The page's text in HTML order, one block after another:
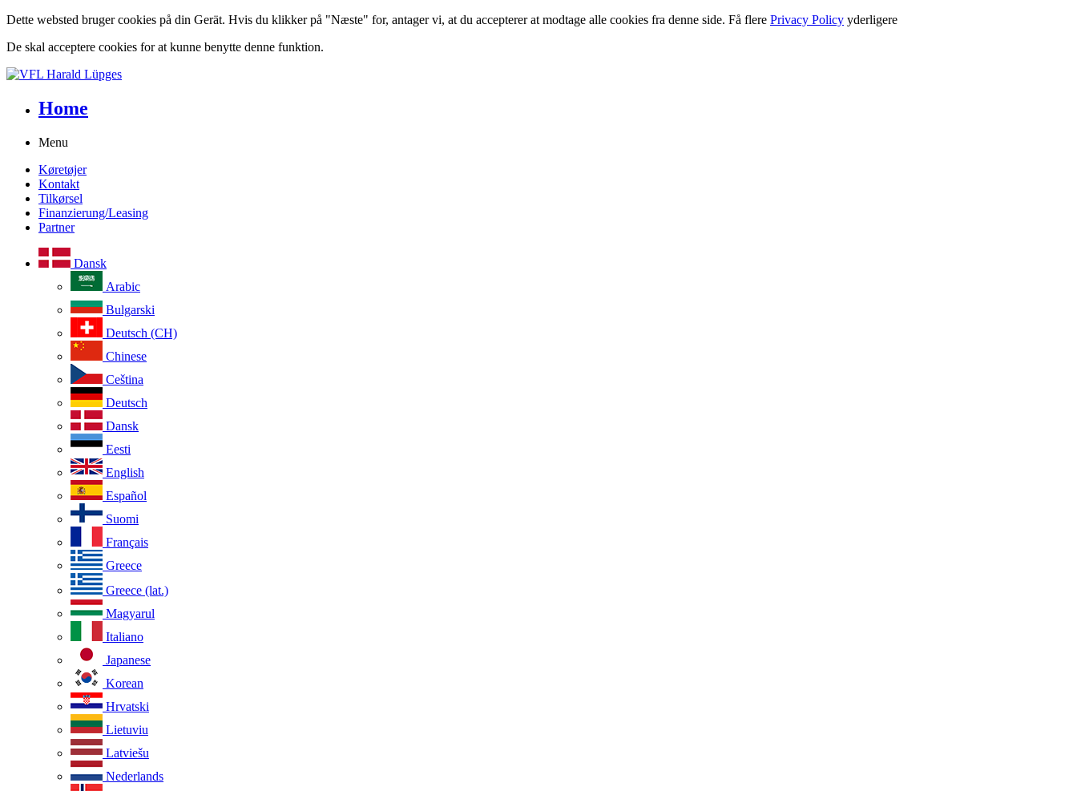
Dette websted bruger cookies på din Gerät. Hvis du klikker på "Næste" for, antager vi, at du accepterer at modtage alle cookies fra denne side. Få flere Privacy Policy yderligere
De skal acceptere cookies for at kunne benytte denne funktion.
Home
Menu
Køretøjer
Kontakt
Tilkørsel
Finanzierung/Leasing
Partner
Dansk
Arabic
Bulgarski
Deutsch (CH)
Chinese
Ceština
Deutsch
Dansk
Eesti
English
Español
Suomi
Français
Greece
Greece (lat.)
Magyarul
Italiano
Japanese
Korean
Hrvatski
Lietuviu
Latviešu
Nederlands